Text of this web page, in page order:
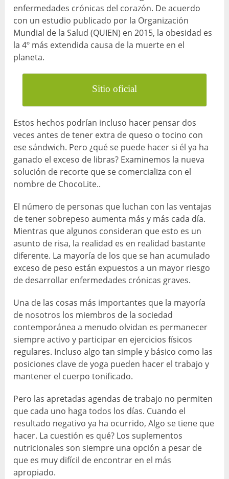
enfermedades crónicas del corazón. De acuerdo
con un estudio publicado por la Organización
Mundial de la Salud (QUIEN) en 2015, la obesidad es
la 4º más extendida causa de la muerte en el
planeta.
Sitio oficial
Estos hechos podrían incluso hacer pensar dos
veces antes de tener extra de queso o tocino con
ese sándwich. Pero ¿qué se puede hacer si él ya ha
ganado el exceso de libras? Examinemos la nueva
solución de recorte que se comercializa con el
nombre de ChocoLite..
El número de personas que luchan con las ventajas
de tener sobrepeso aumenta más y más cada día.
Mientras que algunos consideran que esto es un
asunto de risa, la realidad es en realidad bastante
diferente. La mayoría de los que se han acumulado
exceso de peso están expuestos a un mayor riesgo
de desarrollar enfermedades crónicas graves.
Una de las cosas más importantes que la mayoría
de nosotros los miembros de la sociedad
contemporánea a menudo olvidan es permanecer
siempre activo y participar en ejercicios físicos
regulares. Incluso algo tan simple y básico como las
posiciones clave de yoga pueden hacer el trabajo y
mantener el cuerpo tonificado.
Pero las apretadas agendas de trabajo no permiten
que cada uno haga todos los días. Cuando el
resultado negativo ya ha ocurrido, Algo se tiene que
hacer. La cuestión es qué? Los suplementos
nutricionales son siempre una opción a pesar de
que es muy difícil de encontrar en el más
apropiado.